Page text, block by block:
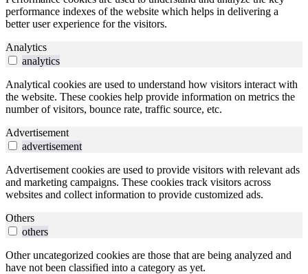
performance indexes of the website which helps in delivering a
better user experience for the visitors.
Analytics
analytics
Analytical cookies are used to understand how visitors interact with
the website. These cookies help provide information on metrics the
number of visitors, bounce rate, traffic source, etc.
Advertisement
advertisement
Advertisement cookies are used to provide visitors with relevant ads
and marketing campaigns. These cookies track visitors across
websites and collect information to provide customized ads.
Others
others
Other uncategorized cookies are those that are being analyzed and
have not been classified into a category as yet.